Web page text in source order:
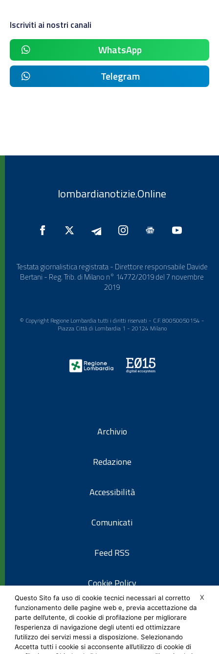
Iscriviti ai nostri canali
WhatsApp
Telegram
lombardianotizie.Online
Testata giornalistica registrata - Direttore responsabile Davide
Bertani - Reg. Trib. di Milano n° 14772/2019 del 7 novembre
2019
© Copyright Regione Lombardia tutti i diritti riservati - C.F. 80050050154 -
Piazza Città di Lombardia 1 - 20124 Milano
Archivio
Redazione
Accessibilità
Comunicati
Feed RSS
Cookie Policy
Informativa privacy
Note legali
X
Questo Sito fa uso di cookie tecnici necessari al corretto
funzionamento delle pagine web e, previa accettazione da
parte dell’utente, di cookie di profilazione per migliorare
l’esperienza di navigazione degli utenti ed ottimizzare
l’utilizzo dei servizi messi a disposizione. Selezionando
Accetta tutti i cookie si acconsente all’utilizzo di cookie di